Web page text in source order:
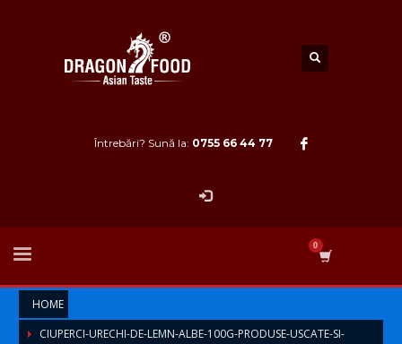
Întrebări? Sună la: 0755 66 44 77
HOME
CIUPERCI-URECHI-DE-LEMN-ALBE-100G-PRODUSE-USCATE-SI-